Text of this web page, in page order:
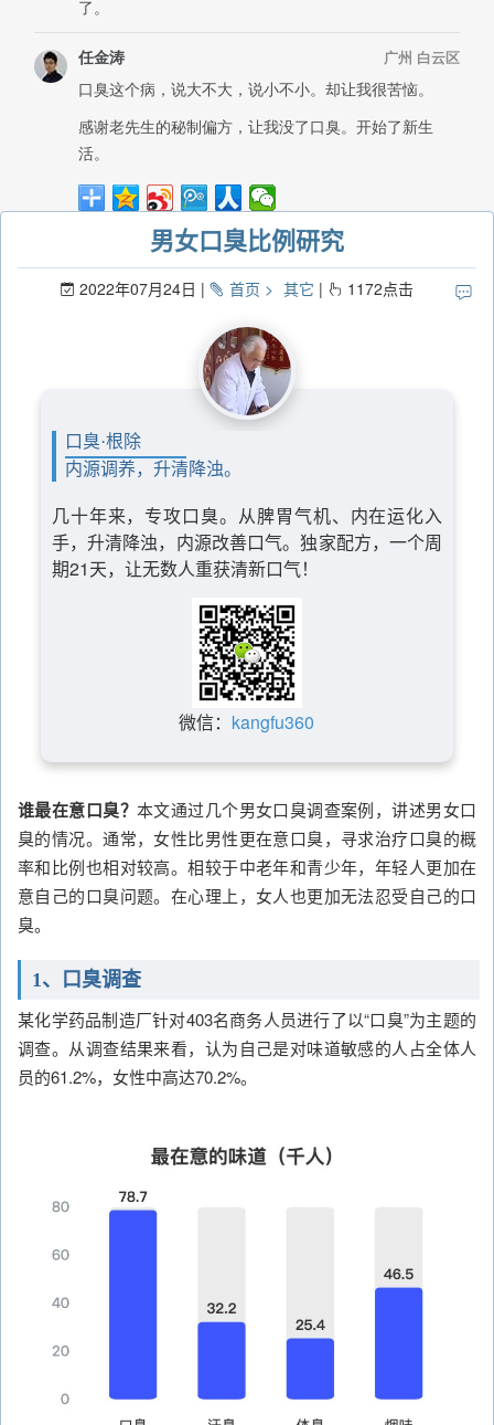
男女口臭比例研究
2022年07月24日 首页 其它 1172点击
口臭·根除
内源调养，升清降浊。
几十年来，专攻口臭。从脾胃气机、内在运化入
手，升清降浊，内源改善口气。独家配方，一个周
期21天，让无数人重获清新口气！
微信： kangfu360
谁最在意口臭？ 本文通过几个男女口臭调查案例，讲述男女口
臭的情况。通常，女性比男性更在意口臭，寻求治疗口臭的概
率和比例也相对较高。相较于中老年和青少年，年轻人更加在
意自己的口臭问题。在心理上，女人也更加无法忍受自己的口
臭。
1、口臭调查
某化学药品制造厂针对403名商务人员进行了以“口臭”为主题的
调查。从调查结果来看，认为自己是对味道敏感的人占全体人
员的61.2%，女性中高达70.2%。